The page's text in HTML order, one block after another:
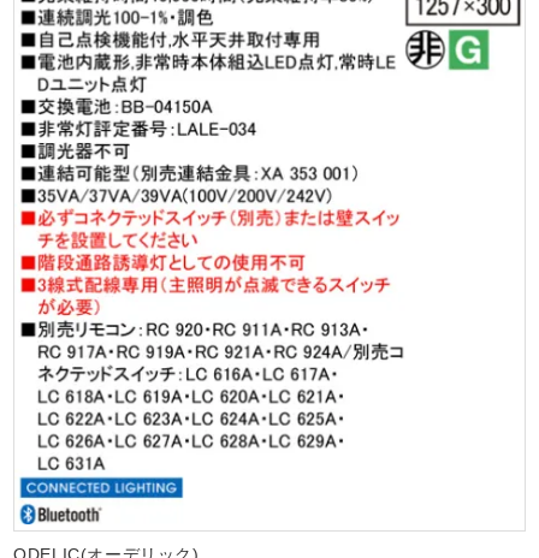
ODELIC(オーデリック)